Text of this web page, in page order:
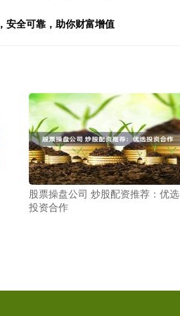
安全可靠，助你财富增值
股票操盘公司 炒股配资推荐：优选
投资合作